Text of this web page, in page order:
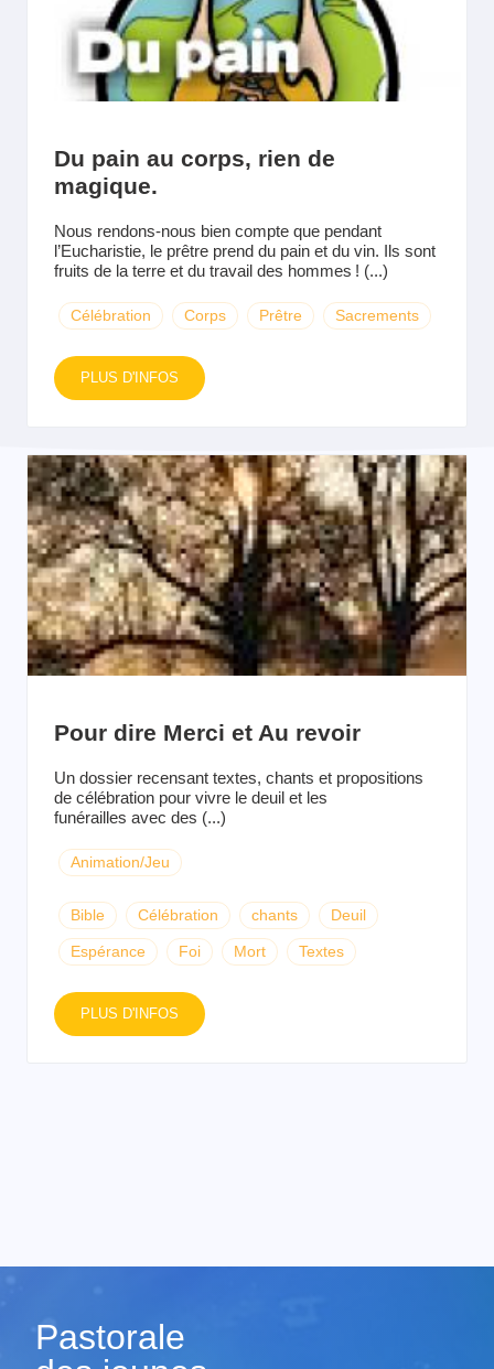
Du pain au corps, rien de
magique.
Nous rendons-nous bien compte que pendant
l’Eucharistie, le prêtre prend du pain et du vin. Ils sont
fruits de la terre et du travail des hommes ! (...)
Célébration Corps Prêtre Sacrements
PLUS D'INFOS
Pour dire Merci et Au revoir
Un dossier recensant textes, chants et propositions
de célébration pour vivre le deuil et les
funérailles avec des (...)
Animation/Jeu
Bible Célébration chants Deuil
Espérance Foi Mort Textes
PLUS D'INFOS
Pastorale